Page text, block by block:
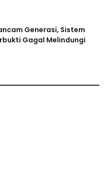
Generasi, Sistem
Gagal Melindungi